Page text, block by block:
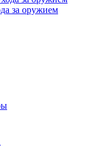
за оружием